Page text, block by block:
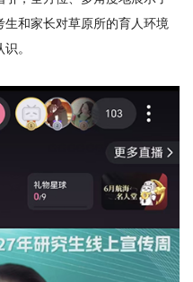
建
设
术
和家长对草原所的育人环境
。